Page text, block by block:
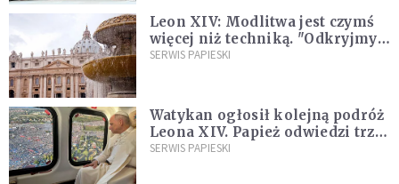
Leon XIV: Modlitwa jest czymś
więcej niż techniką. "Odkryjmy
ją na nowo"
SERWIS PAPIESKI
Watykan ogłosił kolejną podróż
Leona XIV. Papież odwiedzi trzy
kraje Ameryki Południowej
SERWIS PAPIESKI